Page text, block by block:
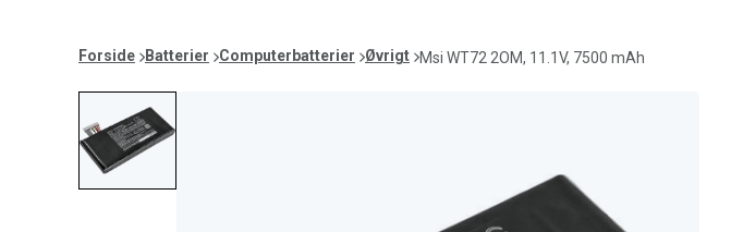
Forside Batterier Computerbatterier Øvrigt Msi WT72 2OM, 11.1V, 7500 mAh